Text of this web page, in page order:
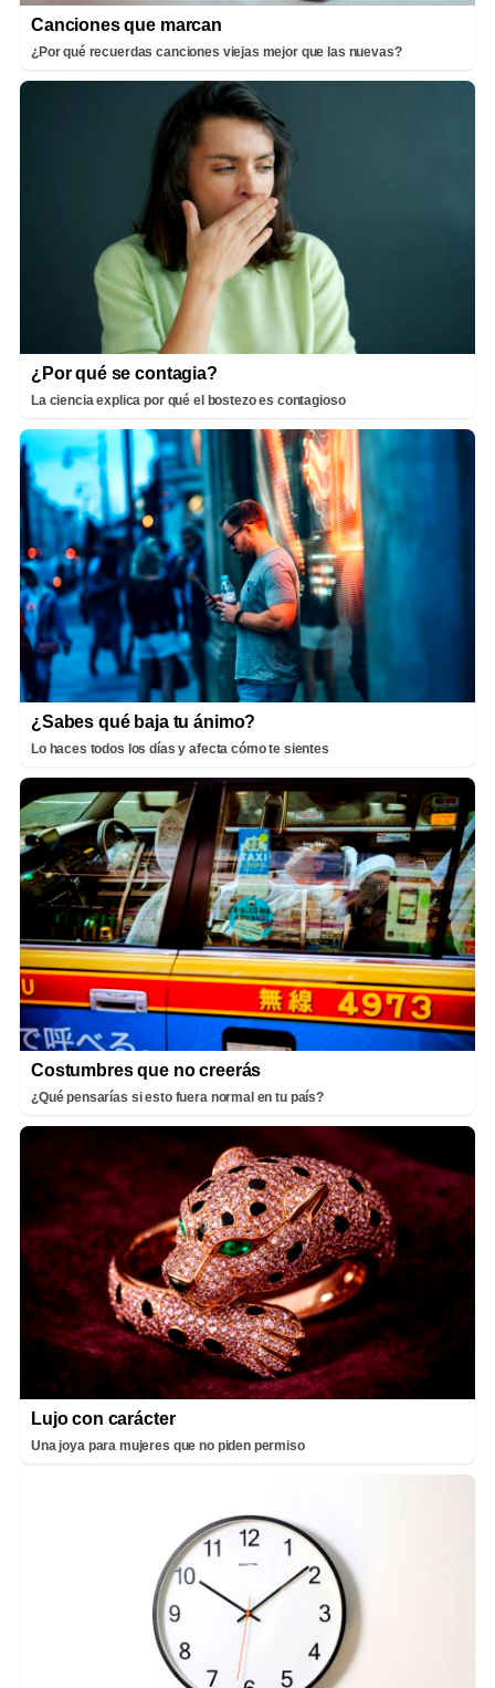
Canciones que marcan
¿Por qué recuerdas canciones viejas mejor que las nuevas?
¿Por qué se contagia?
La ciencia explica por qué el bostezo es contagioso
¿Sabes qué baja tu ánimo?
Lo haces todos los días y afecta cómo te sientes
Costumbres que no creerás
¿Qué pensarías si esto fuera normal en tu país?
Lujo con carácter
Una joya para mujeres que no piden permiso